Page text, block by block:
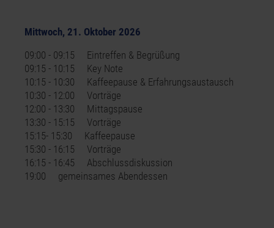
Mittwoch, 21. Oktober 2026
09:00 - 09:15 Eintreffen & Begrüßung
09:15 - 10:15 Key Note
10:15 - 10:30 Kaffeepause & Erfahrungsaustausch
10:30 - 12:00 Vorträge
12:00 - 13:30 Mittagspause
13:30 - 15:15 Vorträge
15:15- 15:30 Kaffeepause
15:30 - 16:15 Vorträge
16:15 - 16:45 Abschlussdiskussion
19:00 gemeinsames Abendessen